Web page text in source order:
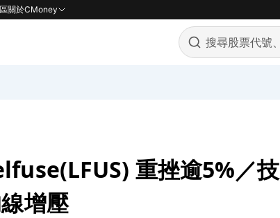
關於CMoney
重挫逾5%／技
增壓